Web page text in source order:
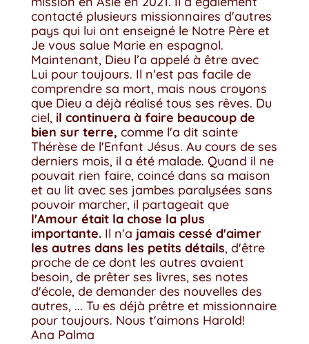
contacté plusieurs missionnaires d'autres
pays qui lui ont enseigné le Notre Père et
Je vous salue Marie en espagnol.
Maintenant, Dieu l’a appelé à être avec
Lui pour toujours. Il n'est pas facile de
comprendre sa mort, mais nous croyons
que Dieu a déjà réalisé tous ses rêves. Du
ciel, il continuera à faire beaucoup de
bien sur terre, comme l'a dit sainte
Thérèse de l'Enfant Jésus. Au cours de ses
derniers mois, il a été malade. Quand il ne
pouvait rien faire, coincé dans sa maison
et au lit avec ses jambes paralysées sans
pouvoir marcher, il partageait que
l'Amour était la chose la plus
importante.Il n'a jamais cessé d'aimer
les autres dans les petits détails, d'être
proche de ce dont les autres avaient
besoin, de prêter ses livres, ses notes
d'école, de demander des nouvelles des
autres, ... Tu es déjà prêtre et missionnaire
pour toujours. Nous t'aimons Harold!
Ana Palma